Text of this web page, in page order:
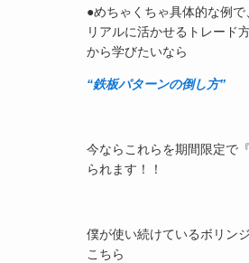
●めちゃくちゃ具体的な例
リアルに活かせるトレード
から学びたいなら
“鉄板パターンの倒し方”
今ならこれらを期間限定で
られます！！
僕が使い続けているボリン
こちら